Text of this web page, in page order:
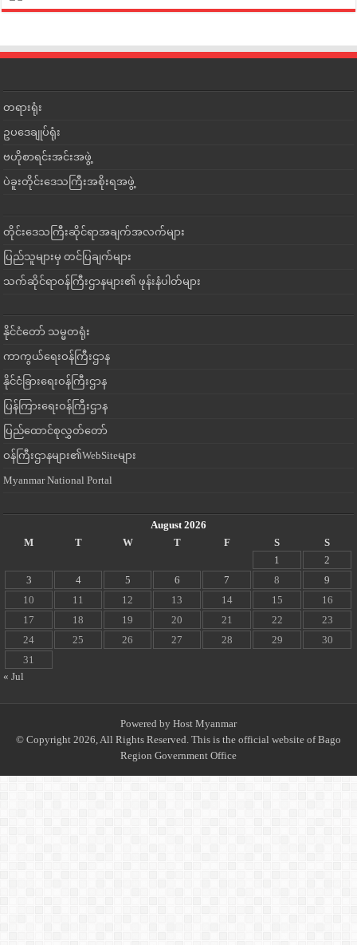
တရားရုံး
ဥပဒေချုပ်ရုံး
ဗဟိုစာရင်းအင်းအဖွဲ့
ပဲခူးတိုင်းဒေသကြီးအစိုးရအဖွဲ့
တိုင်းဒေသကြီးဆိုင်ရာအချက်အလက်များ
ပြည်သူများမှ တင်ပြချက်များ
သက်ဆိုင်ရာဝန်ကြီးဌာနများ၏ ဖုန်းနံပါတ်များ
နိုင်ငံတော် သမ္မတရုံး
ကာကွယ်ရေးဝန်ကြီးဌာန
နိုင်ငံခြားရေးဝန်ကြီးဌာန
ပြန်ကြားရေးဝန်ကြီးဌာန
ပြည်ထောင်စုလွှတ်တော်
ဝန်ကြီးဌာနများ၏WebSiteများ
Myanmar National Portal
August 2026
M
T W T F S
S
1
2
3
4 5 6 7 8
9
10
11 12 13 14 15
16
17
18 19 20 21 22
23
24
25 26 27 28 29
30
31
« Jul
Powered by Host Myanmar
© Copyright 2026, All Rights Reserved. This is the official website of Bago
Region Government Office